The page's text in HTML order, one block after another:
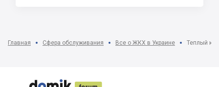
Главная Сфера обслуживания Все о ЖКХ в Украине Теплый